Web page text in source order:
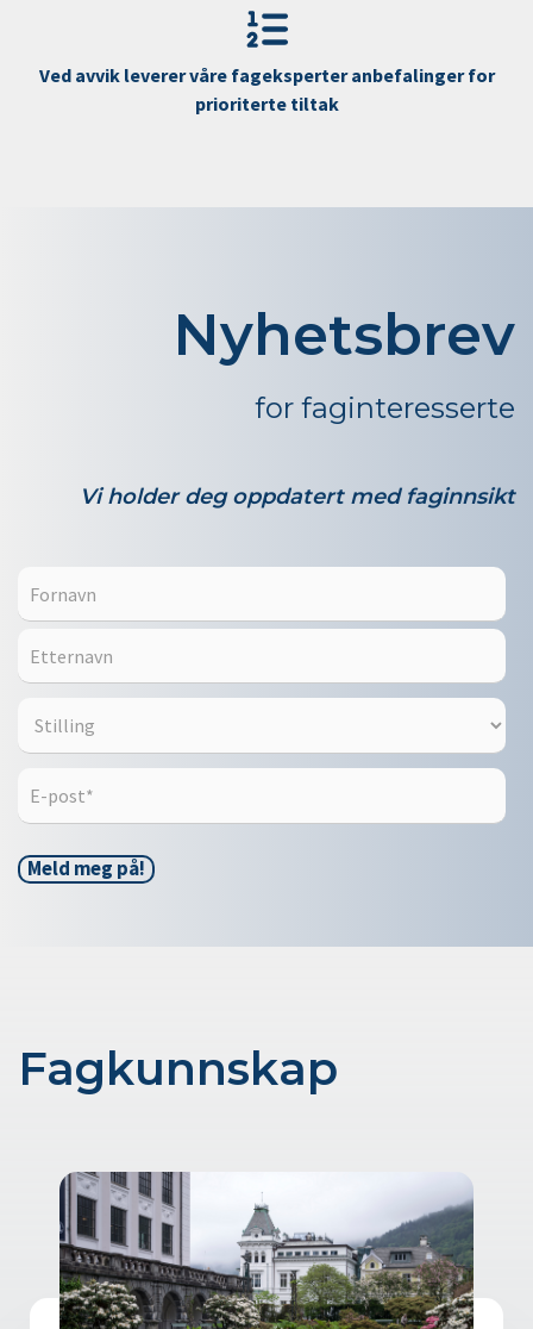
Ved avvik leverer våre fageksperter anbefalinger for
prioriterte tiltak
Nyhetsbrev
for faginteresserte
Vi holder deg oppdatert med faginnsikt
Fagkunnskap